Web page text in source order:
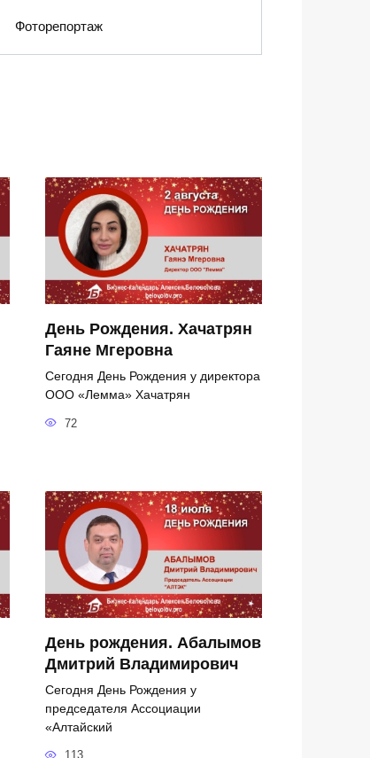
Фоторепортаж
День Рождения. Хачатрян
Гаяне Мгеровна
Сегодня День Рождения у директора
ООО «Лемма» Хачатрян
72
День рождения. Абалымов
Дмитрий Владимирович
Сегодня День Рождения у
председателя Ассоциации
«Алтайский
113